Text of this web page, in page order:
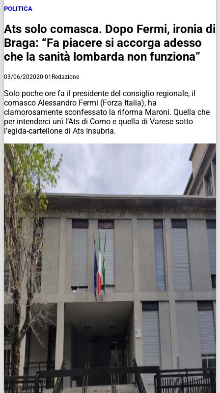
POLITICA
Ats solo comasca. Dopo Fermi, ironia di
Braga: “Fa piacere si accorga adesso
che la sanità lombarda non funziona”
03/06/202020:01 Redazione
Solo poche ore fa il presidente del consiglio regionale, il
comasco Alessandro Fermi (Forza Italia), ha
clamorosamente sconfessato la riforma Maroni. Quella che
per intenderci unì l’Ats di Como e quella di Varese sotto
l’egida-cartellone di Ats Insubria.